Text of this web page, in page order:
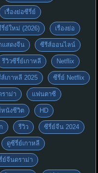
เรื่องย่อซีรี่ย์
ย์ใหม่ (2026) เรื่องย่อ
แสดงจีน ซีรีส์ออนไลน์
รีวิวซีรี่ย์เกาหลี Netflix
เกาหลี 2025 ซีรี่ย์ Netflix
าม่า แฟนตาซี
นังชีวิต HD
รีวิว ซีรี่ย์จีน 2024
ดูซีรี่ย์เกาหลี
ย์จีนดราม่า